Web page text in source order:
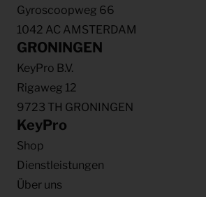
Gyroscoopweg 66
1042 AC AMSTERDAM
GRONINGEN
KeyPro B.V.
Rigaweg 12
9723 TH GRONINGEN
KeyPro
Shop
Dienstleistungen
Über uns